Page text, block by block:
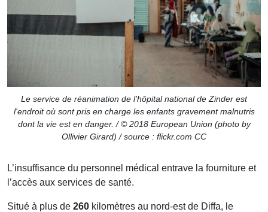
Le service de réanimation de l'hôpital national de Zinder est
l'endroit où sont pris en charge les enfants gravement malnutris
dont la vie est en danger. / © 2018 European Union (photo by
Ollivier Girard) / source : flickr.com CC
L’insuffisance du personnel médical entrave la fourniture et
l’accès aux services de santé.
Situé à plus de 260 kilomètres au nord-est de Diffa, le